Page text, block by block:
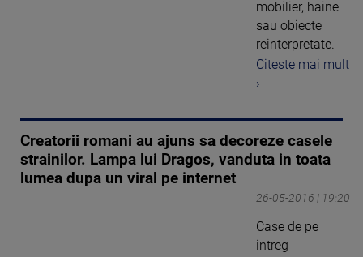
mobilier, haine
sau obiecte
reinterpretate.
Citeste mai mult
›
Creatorii romani au ajuns sa decoreze casele
strainilor. Lampa lui Dragos, vanduta in toata
lumea dupa un viral pe internet
26-05-2016 | 19:20
Case de pe
intreg